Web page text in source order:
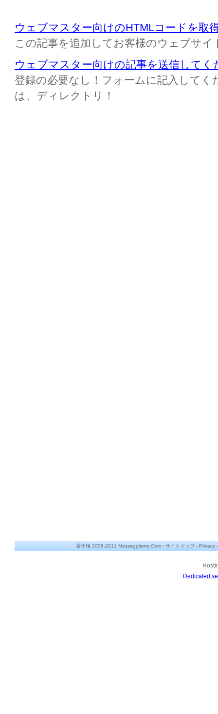
ウェブマスター向けのHTMLコードを取
この記事を追加してお客様のウェブサイ
ウェブマスター向けの記事を送信してく
登録の必要なし！フォームに記入してく
は、ディレクトリ！
著作権 2006-2011 Messaggiamo.Com - サイトマップ- Privacy
Dedicated